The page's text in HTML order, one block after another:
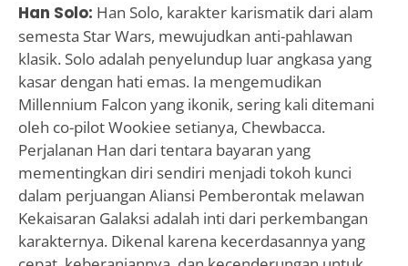
Han Solo: Han Solo, karakter karismatik dari alam
semesta Star Wars, mewujudkan anti-pahlawan
klasik. Solo adalah penyelundup luar angkasa yang
kasar dengan hati emas. Ia mengemudikan
Millennium Falcon yang ikonik, sering kali ditemani
oleh co-pilot Wookiee setianya, Chewbacca.
Perjalanan Han dari tentara bayaran yang
mementingkan diri sendiri menjadi tokoh kunci
dalam perjuangan Aliansi Pemberontak melawan
Kekaisaran Galaksi adalah inti dari perkembangan
karakternya. Dikenal karena kecerdasannya yang